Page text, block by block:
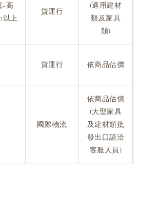
+高
以上
貨運行
(適用建材
類及家具
類)
貨運行 依商品估價
國際物流
依商品估價
(大型家具
及建材類批
發出口請洽
客服人員)